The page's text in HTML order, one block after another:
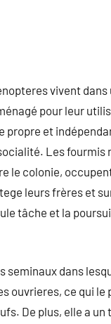
vivent dans
pour leur
propre et
Les fourmis
le colonie,
leurs frères et s
tâche et la
seminaux dans
ouvrieres, ce qui le
De plus, elle a un